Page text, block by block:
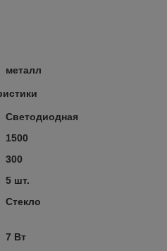
металл
Светодиодная
1500
300
5 шт.
Стекло
7 Вт